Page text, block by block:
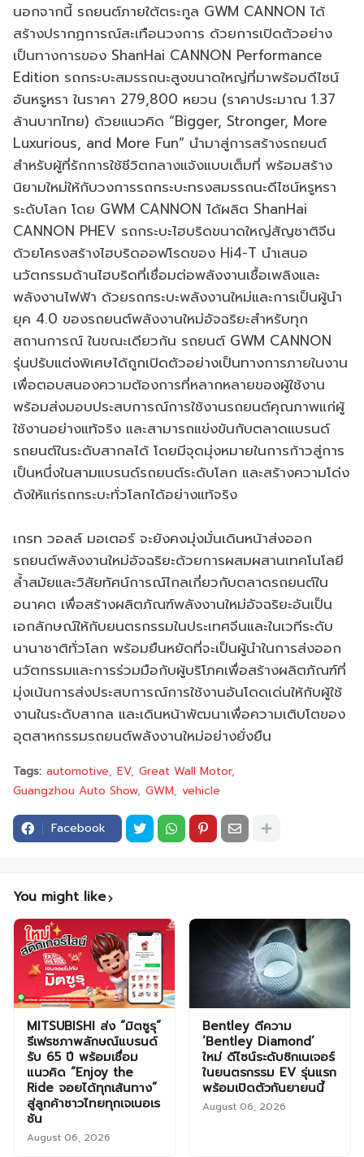
นอกจากนี้ รถยนต์ภายใต้ตระกูล GWM CANNON ได้
สร้างปรากฏการณ์สะเทือนวงการ ด้วยการเปิดตัวอย่าง
เป็นทางการของ ShanHai CANNON Performance
Edition รถกระบะสมรรถนะสูงขนาดใหญ่ที่มาพร้อมดีไซน์
อันหรูหรา ในราคา 279,800 หยวน (ราคาประมาณ 1.37
ล้านบาทไทย) ด้วยแนวคิด “Bigger, Stronger, More
Luxurious, and More Fun” นำมาสู่การสร้างรถยนต์
สำหรับผู้ที่รักการใช้ชีวิตกลางแจ้งแบบเต็มที่ พร้อมสร้าง
นิยามใหม่ให้กับวงการรถกระบะทรงสมรรถนะดีไซน์หรูหรา
ระดับโลก โดย GWM CANNON ได้ผลิต ShanHai
CANNON PHEV รถกระบะไฮบริดขนาดใหญ่สัญชาติจีน
ด้วยโครงสร้างไฮบริดออฟโรดของ Hi4-T นำเสนอ
นวัตกรรมด้านไฮบริดที่เชื่อมต่อพลังงานเชื้อเพลิงและ
พลังงานไฟฟ้า ด้วยรถกระบะพลังงานใหม่และการเป็นผู้นำ
ยุค 4.0 ของรถยนต์พลังงานใหม่อัจฉริยะสำหรับทุก
สถานการณ์ ในขณะเดียวกัน รถยนต์ GWM CANNON
รุ่นปรับแต่งพิเศษได้ถูกเปิดตัวอย่างเป็นทางการภายในงาน
เพื่อตอบสนองความต้องการที่หลากหลายของผู้ใช้งาน
พร้อมส่งมอบประสบการณ์การใช้งานรถยนต์คุณภาพแก่ผู้
ใช้งานอย่างแท้จริง และสามารถแข่งขันกับตลาดแบรนด์
รถยนต์ในระดับสากลได้ โดยมีจุดมุ่งหมายในการก้าวสู่การ
เป็นหนึ่งในสามแบรนด์รถยนต์ระดับโลก และสร้างความโด่ง
ดังให้แก่รถกระบะทั่วโลกได้อย่างแท้จริง
เกรท วอลล์ มอเตอร์ จะยังคงมุ่งมั่นเดินหน้าส่งออก
รถยนต์พลังงานใหม่อัจฉริยะด้วยการผสมผสานเทคโนโลยี
ล้ำสมัยและวิสัยทัศน์การณ์ไกลเกี่ยวกับตลาดรถยนต์ใน
อนาคต เพื่อสร้างผลิตภัณฑ์พลังงานใหม่อัจฉริยะอันเป็น
เอกลักษณ์ให้กับยนตรกรรมในประเทศจีนและในเวทีระดับ
นานาชาติทั่วโลก พร้อมยืนหยัดที่จะเป็นผู้นำในการส่งออก
นวัตกรรมและการร่วมมือกับผู้บริโภคเพื่อสร้างผลิตภัณฑ์ที่
มุ่งเน้นการส่งประสบการณ์การใช้งานอันโดดเด่นให้กับผู้ใช้
งานในระดับสากล และเดินหน้าพัฒนาเพื่อความเติบโตของ
อุตสาหกรรมรถยนต์พลังงานใหม่อย่างยั่งยืน
Tags: automotive EV Great Wall Motor
Guangzhou Auto Show GWM vehicle
Facebook
You might like
MITSUBISHI ส่ง “มิตซูรุ”
รีเฟรชภาพลักษณ์แบรนด์
รับ 65 ปี พร้อมเชื่อม
แนวคิด “Enjoy the
Ride จอยได้ทุกเส้นทาง”
สู่ลูกค้าชาวไทยทุกเจเนอเร
ชัน
August 06, 2026
Bentley ตีความ
‘Bentley Diamond’
ใหม่ ดีไซน์ระดับซิกเนเจอร์
ในยนตรกรรม EV รุ่นแรก
พร้อมเปิดตัวกันยายนนี้
August 06, 2026